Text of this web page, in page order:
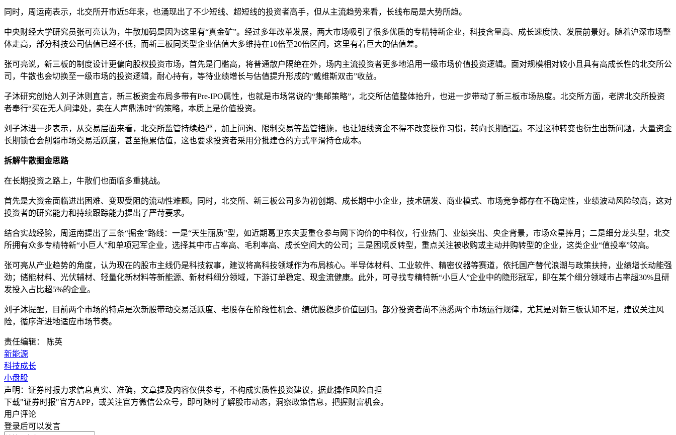
同时，周运南表示，北交所开市近5年来，也涌现出了不少短线、超短线的投资者高手，但从主流趋势来看，长线布局是大势所趋。
中央财经大学研究员张可亮认为，牛散加码是因为这里有“真金矿”。经过多年改革发展，两大市场吸引了很多优质的专精特新企业，科技含量高、成长速度快、发展前景好。随着沪深市场整
体走高，部分科技公司估值已经不低，而新三板同类型企业估值大多维持在10倍至20倍区间，这里有着巨大的估值差。
张可亮说，新三板的制度设计更偏向股权投资市场，首先是门槛高，将普通散户隔绝在外，场内主流投资者更多地沿用一级市场价值投资逻辑。面对规模相对较小且具有高成长性的北交所公
司，牛散也会切换至一级市场的投资逻辑，耐心持有，等待业绩增长与估值提升形成的“戴维斯双击”收益。
子沐研究创始人刘子沐则直言，新三板资金布局多带有Pre-IPO属性，也就是市场常说的“集邮策略”，北交所估值整体抬升，也进一步带动了新三板市场热度。北交所方面，老牌北交所投资
者奉行“买在无人问津处，卖在人声鼎沸时”的策略，本质上是价值投资。
刘子沐进一步表示，从交易层面来看，北交所监管持续趋严，加上问询、限制交易等监管措施，也让短线资金不得不改变操作习惯，转向长期配置。不过这种转变也衍生出新问题，大量资金
长期锁仓会削弱市场交易活跃度，甚至拖累估值，这也要求投资者采用分批建仓的方式平滑持仓成本。
拆解牛散掘金思路
在长期投资之路上，牛散们也面临多重挑战。
首先是大资金面临进出困难、变现受阻的流动性难题。同时，北交所、新三板公司多为初创期、成长期中小企业，技术研发、商业模式、市场竞争都存在不确定性，业绩波动风险较高，这对
投资者的研究能力和持续跟踪能力提出了严苛要求。
结合实战经验，周运南提出了三条“掘金”路线：一是“天生丽质”型，如近期葛卫东夫妻重仓参与网下询价的中科仪，行业热门、业绩突出、央企背景，市场众星捧月；二是细分龙头型，北交
所拥有众多专精特新“小巨人”和单项冠军企业，选择其中市占率高、毛利率高、成长空间大的公司；三是困境反转型，重点关注被收购或主动并购转型的企业，这类企业“值投率”较高。
张可亮从产业趋势的角度，认为现在的股市主线仍是科技叙事，建议将高科技领域作为布局核心。半导体材料、工业软件、精密仪器等赛道，依托国产替代浪潮与政策扶持，业绩增长动能强
劲；储能材料、光伏辅材、轻量化新材料等新能源、新材料细分领域，下游订单稳定、现金流健康。此外，可寻找专精特新“小巨人”企业中的隐形冠军，即在某个细分领域市占率超30%且研
发投入占比超5%的企业。
刘子沐提醒，目前两个市场的特点是次新股带动交易活跃度、老股存在阶段性机会、绩优股稳步价值回归。部分投资者尚不熟悉两个市场运行规律，尤其是对新三板认知不足，建议关注风
险，循序渐进地适应市场节奏。
责任编辑： 陈英
新能源
科技成长
小盘股
声明：证券时报力求信息真实、准确，文章提及内容仅供参考，不构成实质性投资建议，据此操作风险自担
下载"证券时报"官方APP，或关注官方微信公众号，即可随时了解股市动态，洞察政策信息，把握财富机会。
用户评论
登录后可以发言